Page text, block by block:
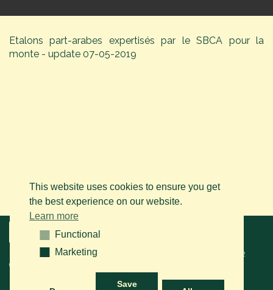
Etalons part-arabes expertisés par le SBCA pour la
monte - update 07-05-2019
Menu
© 2026 BAPS vzw. Tous droits réservés. Contactez-nous sur le
+32
(0)14 61 76 09
This website uses cookies to ensure you get
the best experience on our website.
Learn more
Functional
Functional
MarketingMarketing
Save